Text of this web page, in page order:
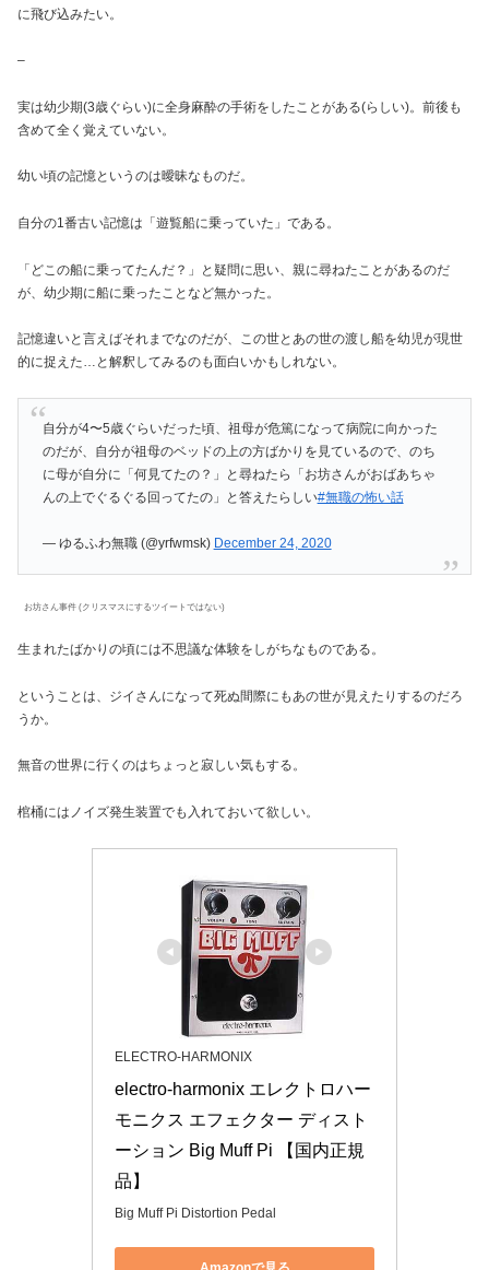
に飛び込みたい。
–
実は幼少期(3歳ぐらい)に全身麻酔の手術をしたことがある(らしい)。前後も
含めて全く覚えていない。
幼い頃の記憶というのは曖昧なものだ。
自分の1番古い記憶は「遊覧船に乗っていた」である。
「どこの船に乗ってたんだ？」と疑問に思い、親に尋ねたことがあるのだ
が、幼少期に船に乗ったことなど無かった。
記憶違いと言えばそれまでなのだが、この世とあの世の渡し船を幼児が現世
的に捉えた…と解釈してみるのも面白いかもしれない。
自分が4〜5歳ぐらいだった頃、祖母が危篤になって病院に向かった
のだが、自分が祖母のベッドの上の方ばかりを見ているので、のち
に母が自分に「何見てたの？」と尋ねたら「お坊さんがおばあちゃ
んの上でぐるぐる回ってたの」と答えたらしい#無職の怖い話
— ゆるふわ無職 (@yrfwmsk) December 24, 2020
お坊さん事件 (クリスマスにするツイートではない)
生まれたばかりの頃には不思議な体験をしがちなものである。
ということは、ジイさんになって死ぬ間際にもあの世が見えたりするのだろ
うか。
無音の世界に行くのはちょっと寂しい気もする。
棺桶にはノイズ発生装置でも入れておいて欲しい。
ELECTRO-HARMONIX
electro-harmonix エレクトロハー
モニクス エフェクター ディスト
ーション Big Muff Pi 【国内正規
品】
Big Muff Pi Distortion Pedal